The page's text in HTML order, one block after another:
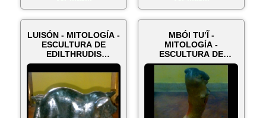
LUISÓN - MITOLOGÍA -
ESCULTURA DE
EDILTHRUDIS
NOGUERA
MBÓI TU’Ĩ -
MITOLOGÍA -
ESCULTURA DE
EDILTHRUDIS
NOGUERA